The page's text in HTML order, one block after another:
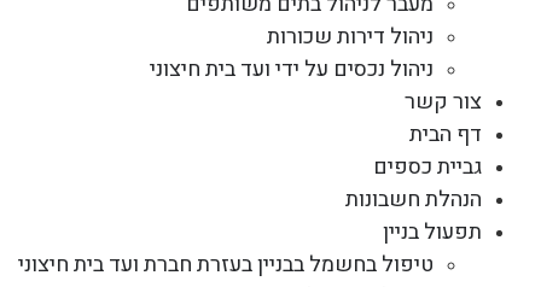
ניהול דירות שכורות
ניהול נכסים על ידי ועד בית חיצוני
צור קשר
דף הבית
גביית כספים
הנהלת חשבונות
תפעול בניין
טיפול בחשמל בבניין בעזרת חברת ועד בית חיצוני